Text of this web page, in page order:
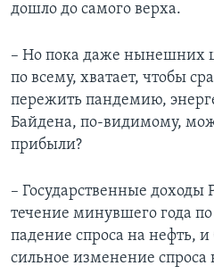
дошло до самого верха.
­– Но пока даже нынешних
по всему, хватает, чтобы
пережить пандемию,
Байдена, по-видимому,
прибыли?
– Государственные доходы
течение минувшего года
падение спроса на нефть, и
сильное изменение спроса